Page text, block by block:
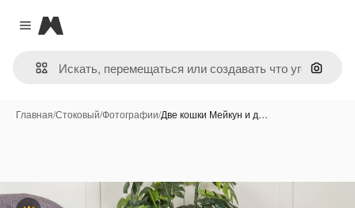
Close menu
Magnific
Поиск
Главная/Стоковый/Фотографии/Две кошки Мейкун и д…